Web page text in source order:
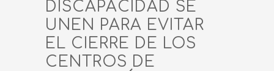
DISCAPACIDAD SE
UNEN PARA EVITAR
EL CIERRE DE LOS
CENTROS DE